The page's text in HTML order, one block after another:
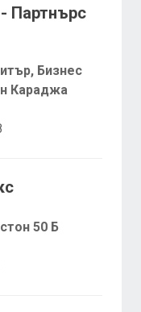
Партнърс
Бизнес
Караджа
50 Б